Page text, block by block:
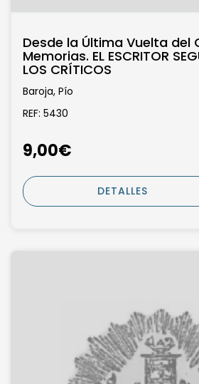
Desde la Última Vuelta del
Memorias. EL ESCRITOR
LOS CRÍTICOS
Baroja, Pío
REF: 5430
9,00€
DETALLES